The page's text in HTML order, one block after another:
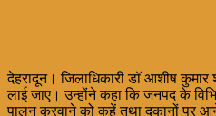
देहरादून। जिलाधिकारी डाॅ आशीष कुमार
लाई जाए। उन्होंने कहा कि जनपद के
पालन करवाने को कहें तथा दुकानों पर